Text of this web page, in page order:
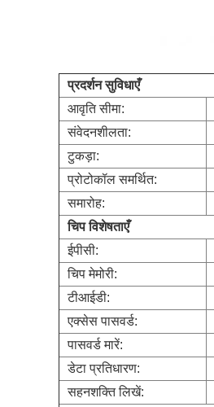
प्रदर्शन सुविधाएँ
आवृति सीमा:
संवेदनशीलता:
टुकड़ा:
प्रोटोकॉल समर्थित:
समारोह:
चिप विशेषताएँ
ईपीसी:
चिप मेमोरी:
टीआईडी:
एक्सेस पासवर्ड:
पासवर्ड मारें:
डेटा प्रतिधारण:
सहनशक्ति लिखें: